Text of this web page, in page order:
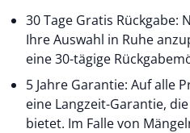
30 Tage Gratis Rückgabe:
Ihre Auswahl in Ruhe
eine 30-tägige
5 Jahre Garantie: Auf alle
eine Langzeit-Garantie,
bietet. Im Falle von